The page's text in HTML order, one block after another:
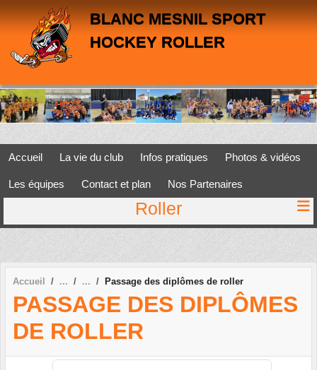
BLANC MESNIL SPORT
HOCKEY ROLLER
Accueil La vie du club Infos pratiques Photos & vidéos
Les équipes Contact et plan Nos Partenaires
Roller
Accueil Passage des diplômes de roller
PASSAGE DES DIPLÔMES
DE ROLLER
Panneau de gestion des cookies